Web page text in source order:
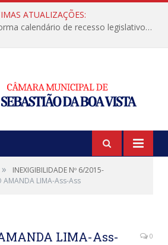
ATUALIZAÇÕES:
Câmara Municipal informa calendário de recesso legislativo de julho
»
INEXIGIBILIDADE Nº 6/2015-
AMANDA LIMA-Ass-Ass
LIMA-Ass-
0